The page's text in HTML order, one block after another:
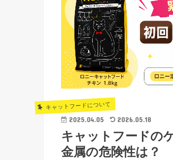
キャットフードについて
2025.04.05 2026.05.18
キャットフードの
金属の危険性は？